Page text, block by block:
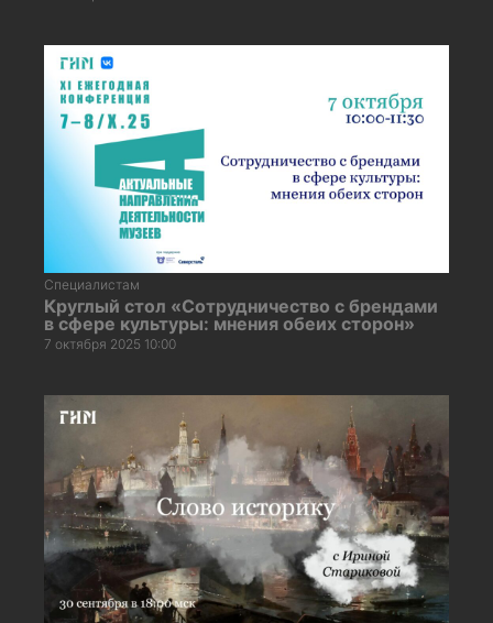
Специалистам
Круглый стол «Сотрудничество с брендами
в сфере культуры: мнения обеих сторон»
7 октября 2025 10:00